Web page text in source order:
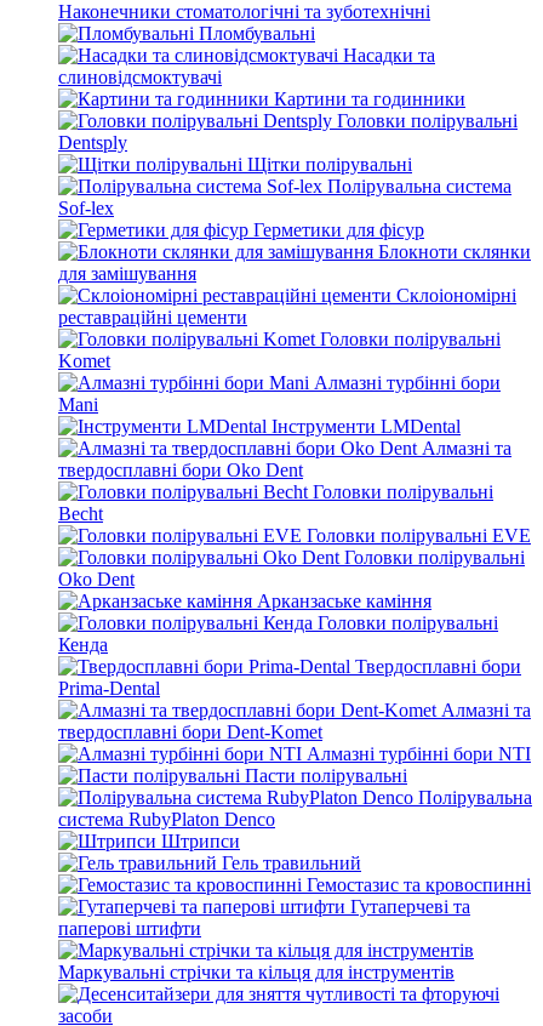
Наконечники стоматологічні та зуботехнічні
Пломбувальні
Насадки та
слиновідсмоктувачі
Картини та годинники
Головки полірувальні
Dentsply
Щітки полірувальні
Полірувальна система
Sof-lex
Герметики для фісур
Блокноти склянки
для замішування
Склоіономірні
реставраційні цементи
Головки полірувальні
Komet
Алмазні турбінні бори
Mani
Інструменти LMDental
Алмазні та
твердосплавні бори Oko Dent
Головки полірувальні
Becht
Головки полірувальні EVE
Головки полірувальні
Oko Dent
Арканзаське каміння
Головки полірувальні
Кенда
Твердосплавні бори
Prima-Dental
Алмазні та
твердосплавні бори Dent-Komet
Алмазні турбінні бори NTI
Пасти полірувальні
Полірувальна
система RubyPlaton Denco
Штрипси
Гель травильний
Гемостазис та кровоспинні
Гутаперчеві та
паперові штифти
Маркувальні стрічки та кільця для інструментів